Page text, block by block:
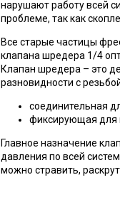
нарушают работу всей
проблеме, так как
Все старые частицы
клапана шредера 1/4
Клапан шредера – это
разновидности с
соединительная
фиксирующая для
Главное назначение
давления по всей
можно стравить,